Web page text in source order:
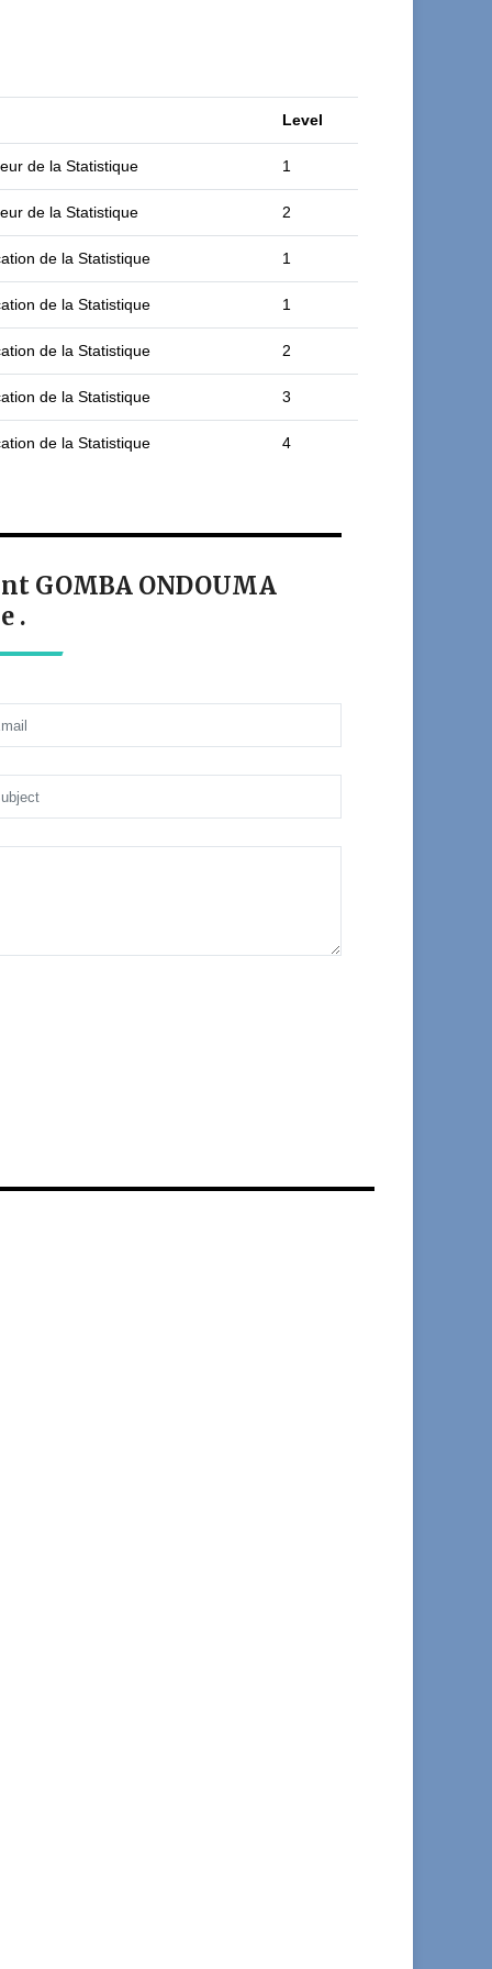
Level
de la Statistique 1
de la Statistique 2
de la Statistique 1
de la Statistique 1
de la Statistique 2
de la Statistique 3
de la Statistique 4
GOMBA ONDOUMA
.